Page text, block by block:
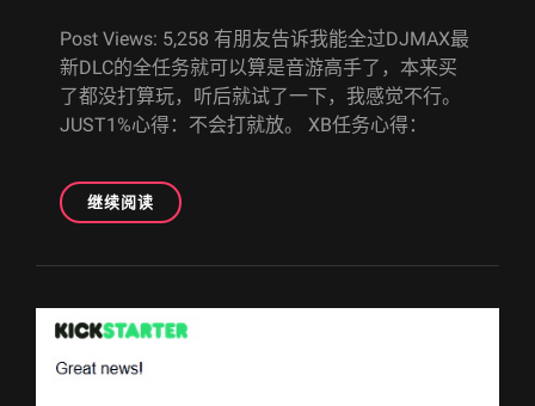
Post Views: 5,258 有朋友告诉我能全过DJMAX最
新DLC的全任务就可以算是音游高手了，本来买
了都没打算玩，听后就试了一下，我感觉不行。
JUST1%心得：不会打就放。 XB任务心得：
继续阅读[100%]DJMAX
RESPECT